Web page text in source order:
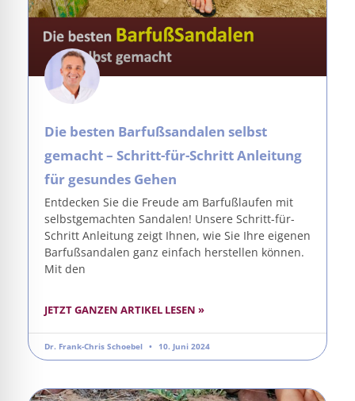
Die besten Barfußsandalen selbst
gemacht – Schritt-für-Schritt Anleitung
für gesundes Gehen
Entdecken Sie die Freude am Barfußlaufen mit
selbstgemachten Sandalen! Unsere Schritt-für-
Schritt Anleitung zeigt Ihnen, wie Sie Ihre eigenen
Barfußsandalen ganz einfach herstellen können.
Mit den
JETZT GANZEN ARTIKEL LESEN »
Dr. Frank-Chris Schoebel 10. Juni 2024